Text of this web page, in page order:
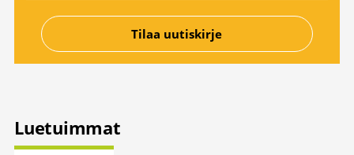
Luetuimmat